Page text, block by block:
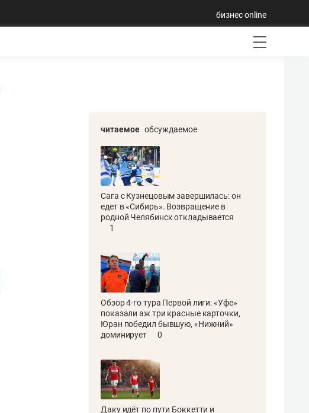
бизнес online
читаемое обсуждаемое
Сага с Кузнецовым завершилась: он
едет в «Сибирь». Возвращение в
родной Челябинск откладывается
1
Обзор 4-го тура Первой лиги: «Уфе»
показали аж три красные карточки,
Юран победил бывшую, «Нижний»
доминирует
0
Даку идёт по пути Боккетти и